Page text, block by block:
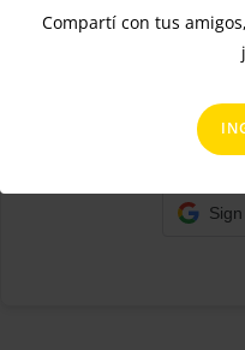
Compartí con tus
¿No tienes